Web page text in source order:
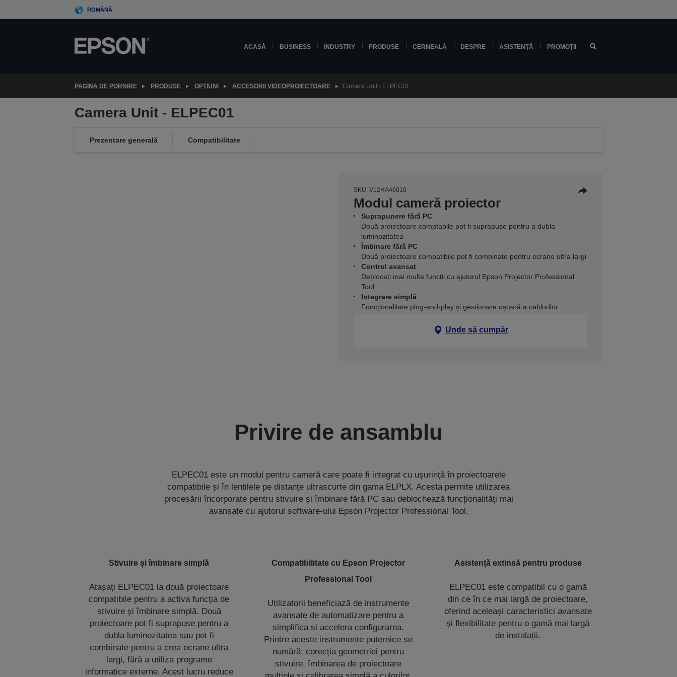
to
ROMÂNĂ
ACASĂ BUSINESS INDUSTRY PRODUSE CERNEALĂ DESPRE ASISTENŢĂ PROMOŢII
PAGINA DE PORNIRE PRODUSE OPȚIUNI ACCESORII VIDEOPROIECTOARE Camera Unit - ELPEC01
Camera Unit - ELPEC01
Prezentare generală Compatibilitate
SKU: V12HA46010
Modul cameră proiector
Suprapunere fără PC
Două proiectoare comptabile pot fi suprapuse pentru a dubla
luminozitatea
Îmbinare fără PC
Două proiectoare compatibile pot fi combinate pentru ecrane ultra largi
Control avansat
Deblocați mai multe funcții cu ajutorul Epson Projector Professional
Tool
Integrare simplă
Funcționalitate plug-and-play și gestionare ușoară a cablurilor
Unde să cumpăr
Privire de ansamblu
ELPEC01 este un modul pentru cameră care poate fi integrat cu ușurință în proiectoarele
compatibile și în lentilele pe distanțe ultrascurte din gama ELPLX. Acesta permite utilizarea
procesării încorporate pentru stivuire și îmbinare fără PC sau deblochează funcționalități mai
avansate cu ajutorul software-ului Epson Projector Professional Tool.
Stivuire și îmbinare simplă
Atașați ELPEC01 la două proiectoare
compatibile pentru a activa funcția de
stivuire și îmbinare simplă. Două
proiectoare pot fi suprapuse pentru a
dubla luminozitatea sau pot fi
combinate pentru a crea ecrane ultra
largi, fără a utiliza programe
informatice externe. Acest lucru reduce
Compatibilitate cu Epson Projector
Professional Tool
Utilizatorii beneficiază de instrumente
avansate de automatizare pentru a
simplifica și accelera configurarea.
Printre aceste instrumente puternice se
numără: corecția geometriei pentru
stivuire, îmbinarea de proiectoare
Asistență extinsă pentru produse
ELPEC01 este compatibil cu o gamă
din ce în ce mai largă de proiectoare,
oferind aceleași caracteristici avansate
și flexibilitate pentru o gamă mai largă
de instalații.